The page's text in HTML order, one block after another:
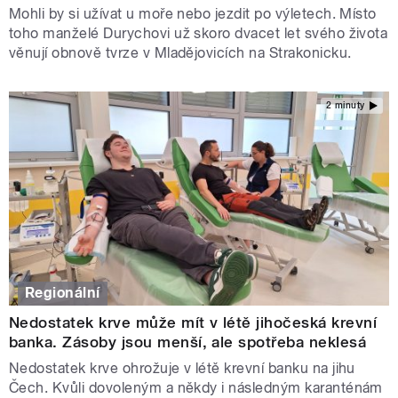
Mohli by si užívat u moře nebo jezdit po výletech. Místo
toho manželé Durychovi už skoro dvacet let svého života
věnují obnově tvrze v Mladějovicích na Strakonicku.
2 minuty
Regionální
Nedostatek krve může mít v létě jihočeská krevní
banka. Zásoby jsou menší, ale spotřeba neklesá
Nedostatek krve ohrožuje v létě krevní banku na jihu
Čech. Kvůli dovoleným a někdy i následným karanténám